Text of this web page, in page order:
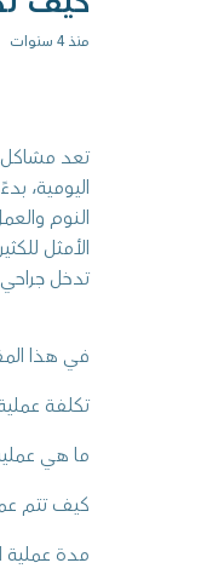
منذ 4 سنوات
تعد مشاكل
اليومية،
النوم
الأمثل
تدخل
في هذا
تكلفة
ما هي
كيف تتم
مدة عملية